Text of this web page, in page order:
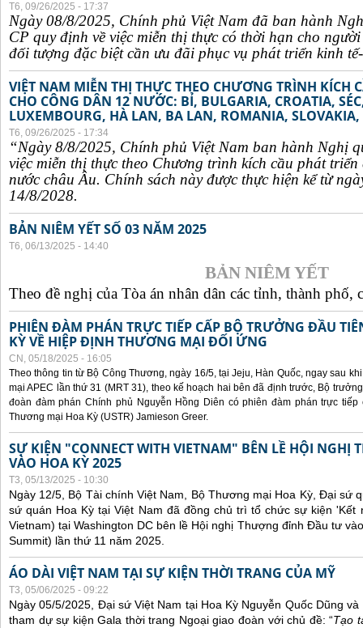
T6, 09/26/2025 - 17:37
Ngày 08/8/2025, Chính phủ Việt Nam đã ban hành
CP quy định về việc miễn thị thực có thời hạn cho
đối tượng đặc biệt cần ưu đãi phục vụ phát triển kinh
VIỆT NAM MIỄN THỊ THỰC THEO CHƯƠNG TRÌNH KÍCH
CHO CÔNG DÂN 12 NƯỚC: BỈ, BULGARIA, CROATIA,
LUXEMBOURG, HÀ LAN, BA LAN, ROMANIA, SLOVAKIA,
T6, 09/26/2025 - 17:34
“Ngày 8/8/2025, Chính phủ Việt Nam ban hành Nghị
việc miễn thị thực theo Chương trình kích cầu phát
nước châu Âu. Chính sách này được thực hiện kể từ
14/8/2028.
BẢN NIÊM YẾT SỐ 03 NĂM 2025
T6, 06/13/2025 - 14:40
BẢN NIÊM YẾT
Theo đề nghị của Tòa án nhân dân các tỉnh, thành phố,
PHIÊN ĐÀM PHÁN TRỰC TIẾP CẤP BỘ TRƯỞNG ĐẦU
KỲ VỀ HIỆP ĐỊNH THƯƠNG MẠI ĐỐI ỨNG
CN, 05/18/2025 - 16:05
Theo thông tin từ Bộ Công Thương, ngày 16/5, tại Jeju, Hàn Quốc, ngay sau
mại APEC lần thứ 31 (MRT 31), theo kế hoạch hai bên đã định trước, Bộ
đoàn đàm phán Chính phủ Nguyễn Hồng Diên có phiên đàm phán trực
Thương mại Hoa Kỳ (USTR) Jamieson Greer.
SỰ KIỆN "CONNECT WITH VIETNAM" BÊN LỀ HỘI
VÀO HOA KỲ 2025
T3, 05/13/2025 - 10:30
Ngày 12/5, Bộ Tài chính Việt Nam, Bộ Thương mại Hoa Kỳ, Đại sứ
sứ quán Hoa Kỳ tại Việt Nam đã đồng chủ trì tổ chức sự kiện 'Kết
Vietnam) tại Washington DC bên lề Hội nghị Thượng đỉnh Đầu tư
Summit) lần thứ 11 năm 2025.
ÁO DÀI VIỆT NAM TẠI SỰ KIỆN THỜI TRANG CỦA MỸ
T3, 05/06/2025 - 09:22
Ngày 05/5/2025, Đại sứ Việt Nam tại Hoa Kỳ Nguyễn Quốc Dũng
tham dự sự kiện Gala thời trang Ngoại giao đoàn với chủ đề: “Tạo